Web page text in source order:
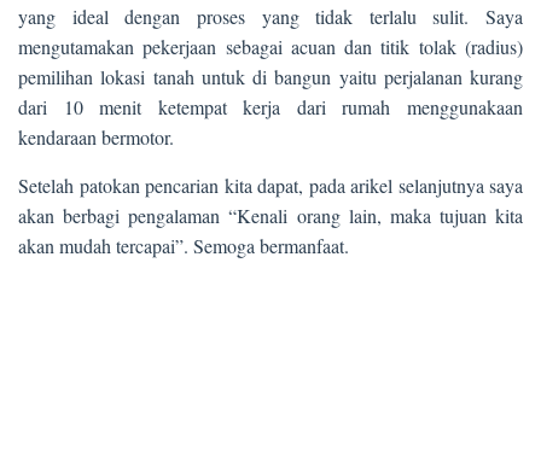
yang ideal dengan proses yang tidak terlalu sulit. Saya
mengutamakan pekerjaan sebagai acuan dan titik tolak (radius)
pemilihan lokasi tanah untuk di bangun yaitu perjalanan kurang
dari 10 menit ketempat kerja dari rumah menggunakaan
kendaraan bermotor.
Setelah patokan pencarian kita dapat, pada arikel selanjutnya saya
akan berbagi pengalaman “Kenali orang lain, maka tujuan kita
akan mudah tercapai”. Semoga bermanfaat.